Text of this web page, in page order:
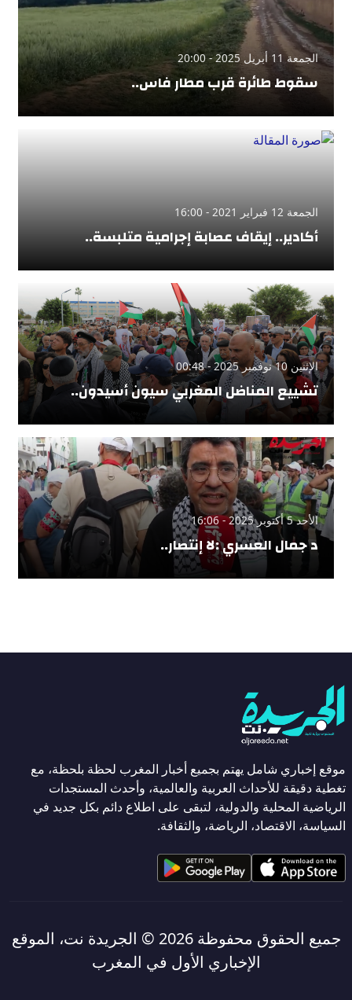
الجمعة 11 أبريل 2025 - 20:00
سقوط طائرة قرب مطار فاس..
الجمعة 12 فبراير 2021 - 16:00
أكادير.. إيقاف عصابة إجرامية متلبسة..
الإثنين 10 نوفمبر 2025 - 00:48
تشييع المناضل المغربي سيون أسيدون..
الأحد 5 أكتوبر 2025 - 16:06
د جمال العسري :لا إنتصار..
موقع إخباري شامل يهتم بجميع أخبار المغرب لحظة بلحظة، مع
تغطية دقيقة للأحداث العربية والعالمية، وأحدث المستجدات
الرياضية المحلية والدولية، لتبقى على اطلاع دائم بكل جديد في
السياسة، الاقتصاد، الرياضة، والثقافة.
جميع الحقوق محفوظة 2026 ©
الجريدة نت، الموقع
الإخباري الأول في المغرب